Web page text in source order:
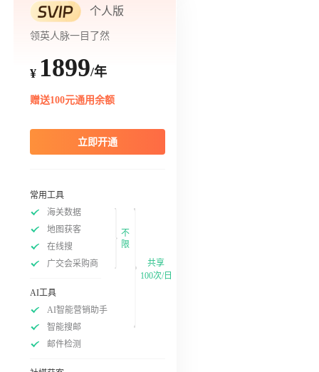
个人版
领英人脉一目了然
¥ 1899/年
赠送100元通用余额
立即开通
常用工具
海关数据
地图获客
在线搜
广交会采购商
不
限
AI工具
AI智能营销助手
智能搜邮
邮件检测
共享
100次/日